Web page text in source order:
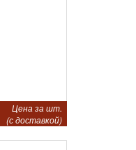
Цена за шт.
(с доставкой)